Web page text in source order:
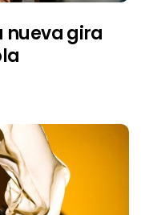
nueva gira